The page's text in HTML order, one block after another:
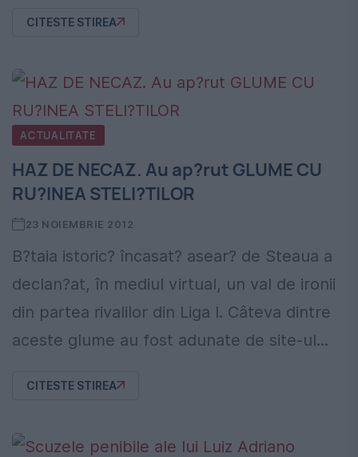
CITESTE STIREA
ACTUALITATE
HAZ DE NECAZ. Au ap?rut GLUME CU
RU?INEA STELI?TILOR
23 NOIEMBRIE 2012
B?taia istoric? încasat? asear? de Steaua a
declan?at, în mediul virtual, un val de ironii
din partea rivalilor din Liga I. Câteva dintre
aceste glume au fost adunate de site-ul...
CITESTE STIREA